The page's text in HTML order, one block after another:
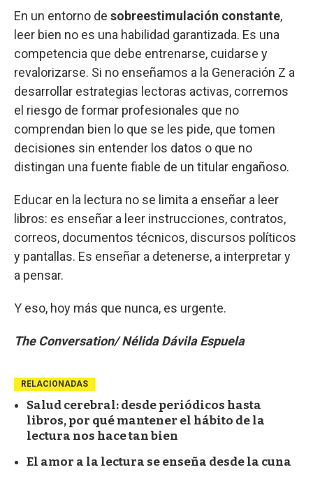
En un entorno de sobreestimulación constante,
leer bien no es una habilidad garantizada. Es una
competencia que debe entrenarse, cuidarse y
revalorizarse. Si no enseñamos a la Generación Z a
desarrollar estrategias lectoras activas, corremos
el riesgo de formar profesionales que no
comprendan bien lo que se les pide, que tomen
decisiones sin entender los datos o que no
distingan una fuente fiable de un titular engañoso.
Educar en la lectura no se limita a enseñar a leer
libros: es enseñar a leer instrucciones, contratos,
correos, documentos técnicos, discursos políticos
y pantallas. Es enseñar a detenerse, a interpretar y
a pensar.
Y eso, hoy más que nunca, es urgente.
The Conversation/ Nélida Dávila Espuela
RELACIONADAS
Salud cerebral: desde periódicos hasta
libros, por qué mantener el hábito de la
lectura nos hace tan bien
El amor a la lectura se enseña desde la cuna